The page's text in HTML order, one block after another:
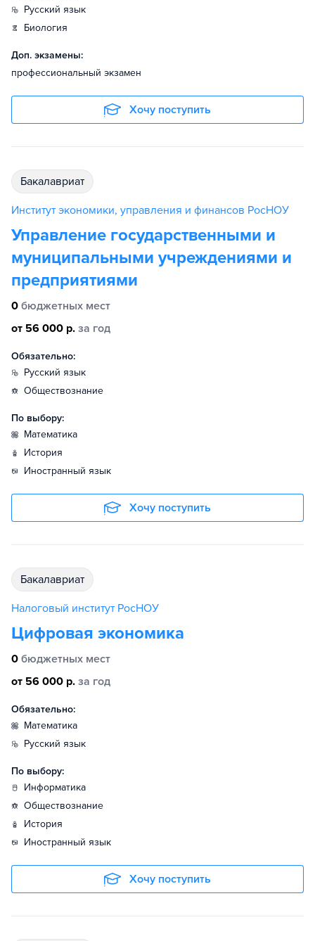
русский язык
биология
Доп. экзамены:
профессиональный экзамен
Хочу поступить
бакалавриат
Институт экономики, управления и финансов РосНОУ
Управление государственными и
муниципальными учреждениями и
предприятиями
0 бюджетных мест
от 56 000 р. за год
Обязательно:
русский язык
обществознание
По выбору:
математика
история
иностранный язык
Хочу поступить
бакалавриат
Налоговый институт РосНОУ
Цифровая экономика
0 бюджетных мест
от 56 000 р. за год
Обязательно:
математика
русский язык
По выбору:
информатика
обществознание
история
иностранный язык
Хочу поступить